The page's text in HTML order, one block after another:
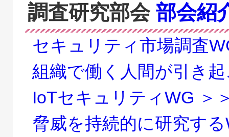
調査研究部会部会紹
セキュリティ市場調査
組織で働く人間が引き
IoTセキュリティWG ＞
脅威を持続的に研究す